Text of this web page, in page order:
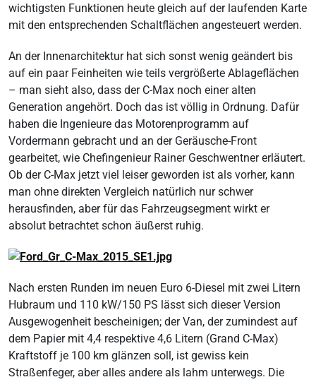
wichtigsten Funktionen heute gleich auf der laufenden Karte
mit den entsprechenden Schaltflächen angesteuert werden.
An der Innenarchitektur hat sich sonst wenig geändert bis
auf ein paar Feinheiten wie teils vergrößerte Ablageflächen
– man sieht also, dass der C-Max noch einer alten
Generation angehört. Doch das ist völlig in Ordnung. Dafür
haben die Ingenieure das Motorenprogramm auf
Vordermann gebracht und an der Geräusche-Front
gearbeitet, wie Chefingenieur Rainer Geschwentner erläutert.
Ob der C-Max jetzt viel leiser geworden ist als vorher, kann
man ohne direkten Vergleich natürlich nur schwer
herausfinden, aber für das Fahrzeugsegment wirkt er
absolut betrachtet schon äußerst ruhig.
Nach ersten Runden im neuen Euro 6-Diesel mit zwei Litern
Hubraum und 110 kW/150 PS lässt sich dieser Version
Ausgewogenheit bescheinigen; der Van, der zumindest auf
dem Papier mit 4,4 respektive 4,6 Litern (Grand C-Max)
Kraftstoff je 100 km glänzen soll, ist gewiss kein
Straßenfeger, aber alles andere als lahm unterwegs. Die